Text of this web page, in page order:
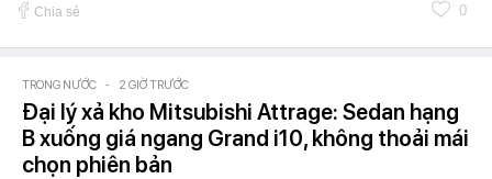
Chia sẻ 0
TRONG NƯỚC - 2 GIỜ TRƯỚC
Đại lý xả kho Mitsubishi Attrage: Sedan hạng
B xuống giá ngang Grand i10, không thoải mái
chọn phiên bản